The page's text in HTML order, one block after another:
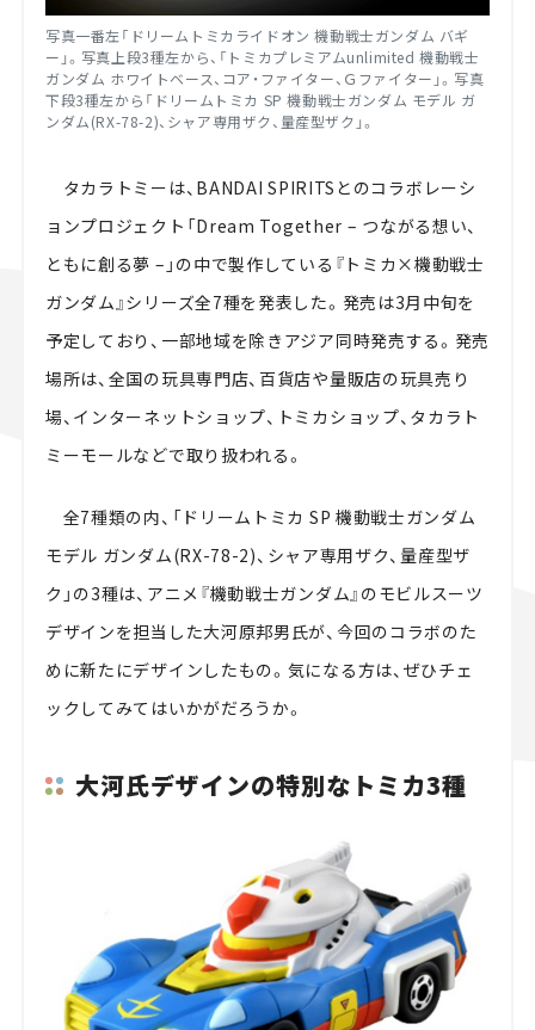
写真一番左「ドリームトミカライドオン 機動戦士ガンダム バギ
ー」。写真上段3種左から、「トミカプレミアムunlimited機動戦士
ガンダム ホワイトベース、コア・ファイター、Ｇファイター」。写真
下段3種左から「ドリームトミカ SP機動戦士ガンダム モデル ガ
ンダム(RX-78-2)、シャア専用ザク、量産型ザク」。
タカラトミーは、 BANDAI SPIRITS とのコラボレーシ
ョンプロジェクト「Dream Together – つながる想い、
ともに創る夢 – 」の中で製作している『トミカ×機動戦士
ガンダム』シリーズ全7種を発表した。発売は3月中旬を
予定しており、一部地域を除きアジア同時発売する。発売
場所は、全国の玩具専門店、百貨店や量販店の玩具売り
場、インターネットショップ、トミカショップ、タカラト
ミーモールなどで取り扱われる。
全7種類の内、「ドリームトミカ SP 機動戦士ガンダム
モデル ガンダム(RX-78-2)、 シャア専用ザク、量産型ザ
ク」の3種は、アニメ『機動戦士ガンダム』のモビルスーツ
デザインを担当した大河原邦男氏が、今回のコラボのた
めに新たにデザインしたもの。気になる方は、ぜひチェ
ックしてみてはいかがだろうか。
大河氏デザインの特別なトミカ3種